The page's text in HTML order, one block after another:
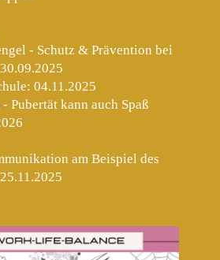
- Schutz & Prävention bei
04.11.2025
Pubertät kann auch Spaß
am Beispiel des